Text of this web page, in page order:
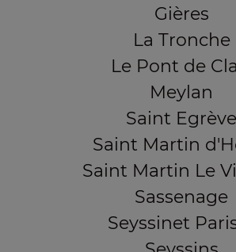
Gières
La Tronche
Le Pont de
Meylan
Saint Egrève
Saint Martin
Saint Martin Le
Sassenage
Seyssinet